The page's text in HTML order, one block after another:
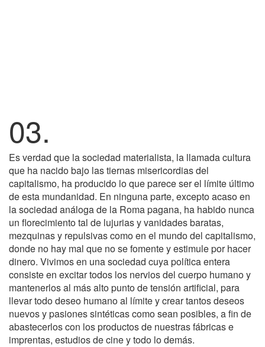
03.
Es verdad que la sociedad materialista, la llamada cultura
que ha nacido bajo las tiernas misericordias del
capitalismo, ha producido lo que parece ser el límite último
de esta mundanidad. En ninguna parte, excepto acaso en
la sociedad análoga de la Roma pagana, ha habido nunca
un florecimiento tal de lujurias y vanidades baratas,
mezquinas y repulsivas como en el mundo del capitalismo,
donde no hay mal que no se fomente y estimule por hacer
dinero. Vivimos en una sociedad cuya política entera
consiste en excitar todos los nervios del cuerpo humano y
mantenerlos al más alto punto de tensión artificial, para
llevar todo deseo humano al límite y crear tantos deseos
nuevos y pasiones sintéticas como sean posibles, a fin de
abastecerlos con los productos de nuestras fábricas e
imprentas, estudios de cine y todo lo demás.